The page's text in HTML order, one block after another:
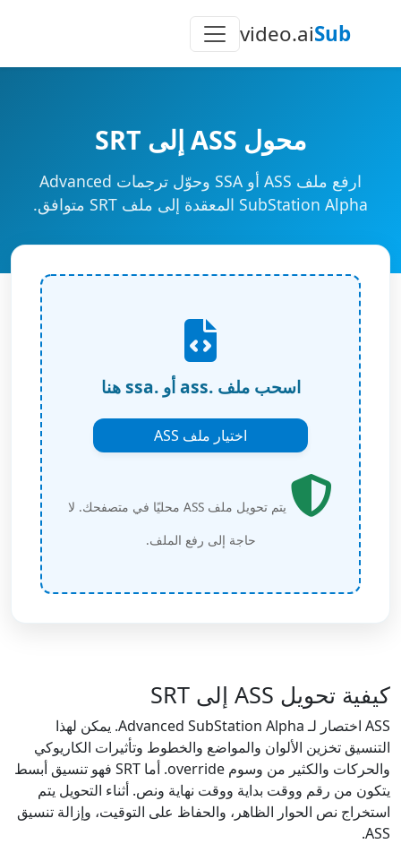
Sub
video.ai
محول ASS إلى SRT
ارفع ملف ASS أو SSA وحوّل ترجمات Advanced
SubStation Alpha المعقدة إلى ملف SRT متوافق.
اسحب ملف .ass أو .ssa هنا
اختيار ملف ASS
يتم تحويل ملف ASS محليًا في متصفحك. لا
حاجة إلى رفع الملف.
كيفية تحويل ASS إلى SRT
ASS اختصار لـ Advanced SubStation Alpha. يمكن لهذا
التنسيق تخزين الألوان والمواضع والخطوط وتأثيرات الكاريوكي
والحركات والكثير من وسوم override. أما SRT فهو تنسيق أبسط
يتكون من رقم ووقت بداية ووقت نهاية ونص. أثناء التحويل يتم
استخراج نص الحوار الظاهر، والحفاظ على التوقيت، وإزالة تنسيق
ASS.